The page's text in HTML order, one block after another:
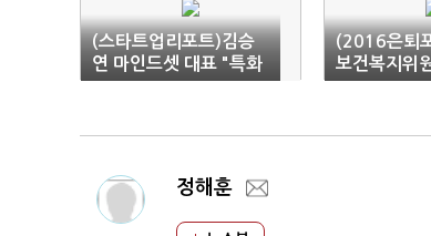
(스타트업리포트)김승
연 마인드셋 대표 "특화
된 인공지능 기술로 해
(2016은퇴
보건복지위
화 시대 대
정해훈